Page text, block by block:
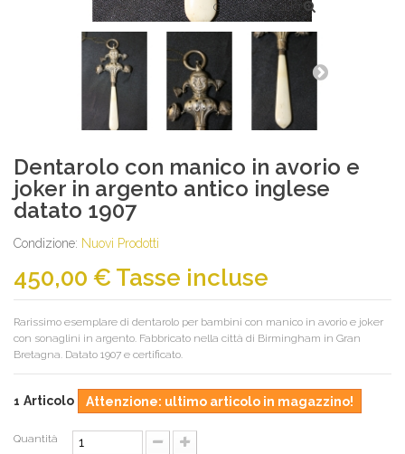
GUARDA MEGLIO
Dentarolo con manico in avorio e
joker in argento antico inglese
datato 1907
Condizione: Nuovi Prodotti
450,00 € Tasse incluse
Rarissimo esemplare di dentarolo per bambini con manico in avorio e joker
con sonaglini in argento. Fabbricato nella città di Birmingham in Gran
Bretagna. Datato 1907 e certificato.
1 Articolo Attenzione: ultimo articolo in magazzino!
Quantità